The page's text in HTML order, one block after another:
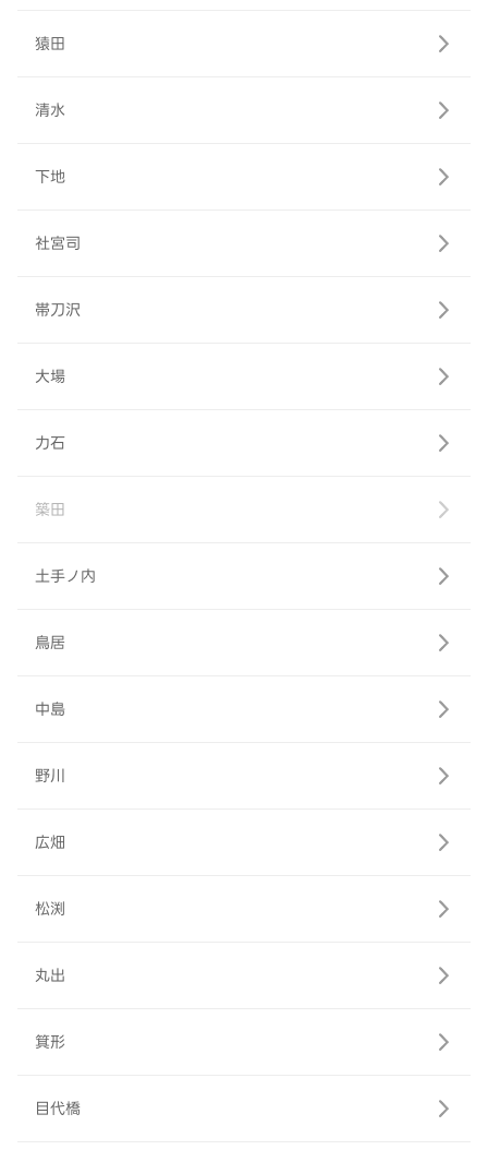
猿田
清水
下地
社宮司
帯刀沢
大場
力石
築田
土手ノ内
鳥居
中島
野川
広畑
松渕
丸出
箕形
目代橋